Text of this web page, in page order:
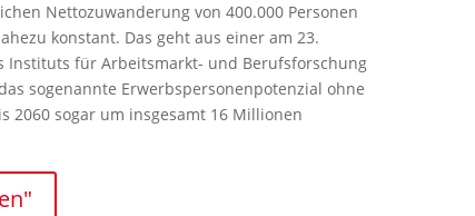
Nettozuwanderung von 400.000 Personen
konstant. Das geht aus einer am 23.
Instituts für Arbeitsmarkt- und Berufsforschung
sogenannte Erwerbspersonenpotenzial ohne
2060 sogar um insgesamt 16 Millionen